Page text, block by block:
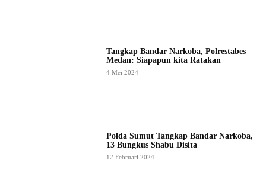
Tangkap Bandar Narkoba, Polrestabes
Medan: Siapapun kita Ratakan
4 Mei 2024
Polda Sumut Tangkap Bandar Narkoba,
13 Bungkus Shabu Disita
12 Februari 2024